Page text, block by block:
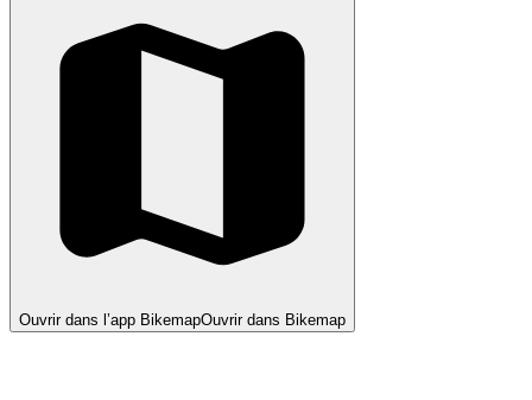
Ouvrir dans l’app BikemapOuvrir dans Bikemap